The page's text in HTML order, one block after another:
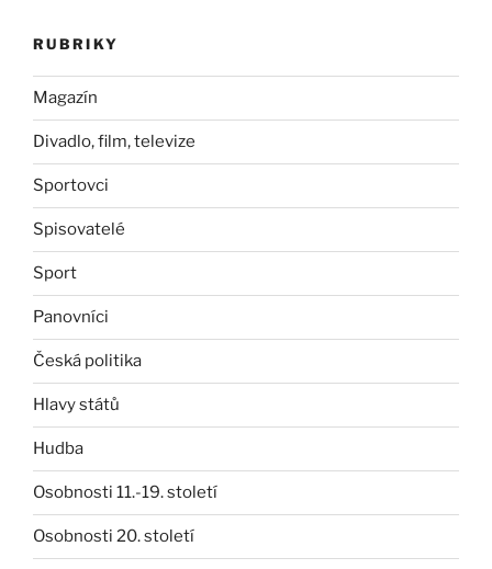
RUBRIKY
Magazín
Divadlo, film, televize
Sportovci
Spisovatelé
Sport
Panovníci
Česká politika
Hlavy států
Hudba
Osobnosti 11.-19. století
Osobnosti 20. století